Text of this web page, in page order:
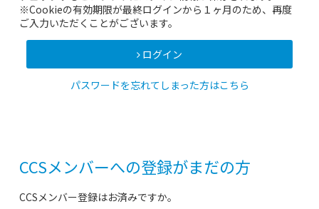
※Cookieの有効期限が最終ログインから１ヶ月のため、再度
ご入力いただくことがございます。
ログイン
パスワードを忘れてしまった方はこちら
CCSメンバーへの登録がまだの方
CCSメンバー登録はお済みですか。